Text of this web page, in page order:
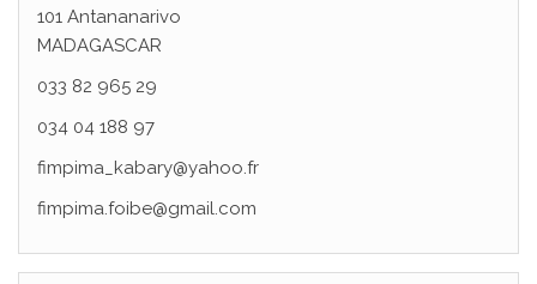
101 Antananarivo
MADAGASCAR
033 82 965 29
034 04 188 97
fimpima_kabary@yahoo.fr
fimpima.foibe@gmail.com